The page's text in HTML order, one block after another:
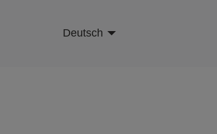
Deutsch